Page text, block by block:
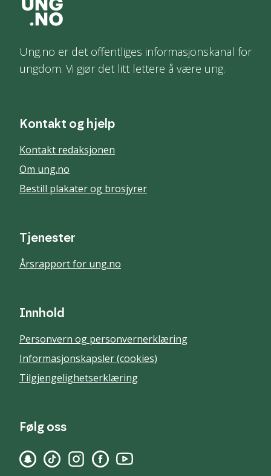
Ung.no er det offentliges informasjonskanal for
ungdom. Vi gjør det litt lettere å være ung.
Kontakt og hjelp
Kontakt redaksjonen
Om ung.no
Bestill plakater og brosjyrer
Tjenester
Årsrapport for ung.no
Innhold
Personvern og personvernerklæring
Informasjonskapsler (cookies)
Tilgjengelighetserklæring
Følg oss